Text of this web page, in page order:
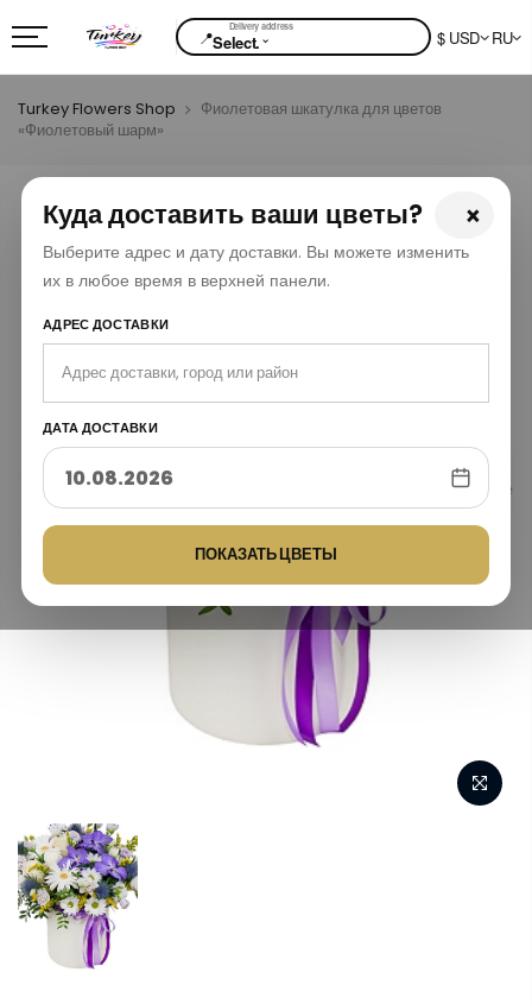
📍Select.⌄ $ USD RU
×
Куда доставить ваши цветы?
Выберите адрес и дату доставки. Вы можете изменить
их в любое время в верхней панели.
АДРЕС ДОСТАВКИ
ДАТА ДОСТАВКИ
ПОКАЗАТЬ ЦВЕТЫ
Turkey Flowers Shop
Фиолетовая шкатулка для цветов
«Фиолетовый шарм»